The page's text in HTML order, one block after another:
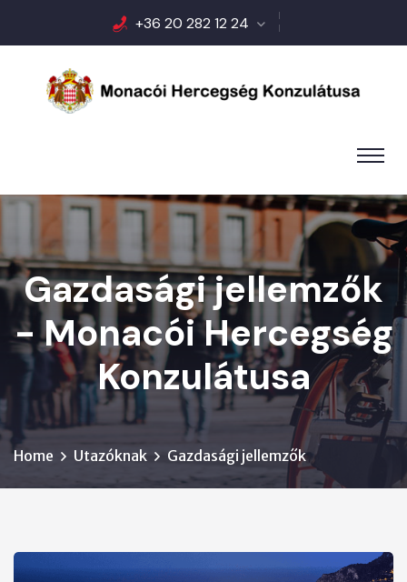
+36 20 282 12 24
Gazdasági jellemzők
- Monacói Hercegség
Konzulátusa
Home Utazóknak Gazdasági jellemzők